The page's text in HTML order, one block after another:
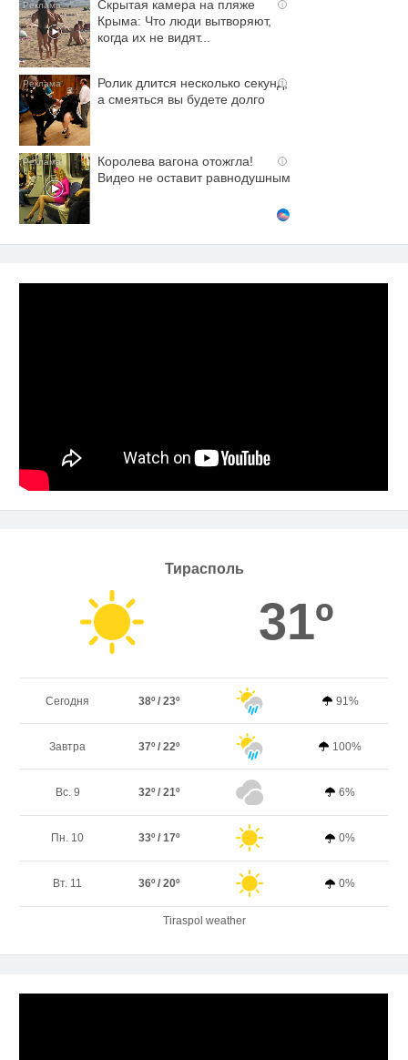
i
Скрытая камера на пляже
Крыма: Что люди вытворяют,
когда их не видят...
i
Ролик длится несколько секунд,
а смеяться вы будете долго
i
Королева вагона отожгла!
Видео не оставит равнодушным
Тирасполь
31º
Сегодня 38º / 23º 91%
Завтра 37º / 22º 100%
Вс. 9 32º / 21º 6%
Пн. 10 33º / 17º 0%
Вт. 11 36º / 20º 0%
Tiraspol weather